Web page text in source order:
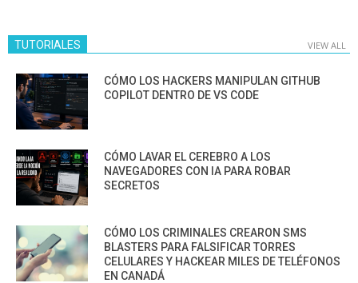
TUTORIALES VIEW ALL
CÓMO LOS HACKERS MANIPULAN GITHUB
COPILOT DENTRO DE VS CODE
CÓMO LAVAR EL CEREBRO A LOS
NAVEGADORES CON IA PARA ROBAR
SECRETOS
CÓMO LOS CRIMINALES CREARON SMS
BLASTERS PARA FALSIFICAR TORRES
CELULARES Y HACKEAR MILES DE TELÉFONOS
EN CANADÁ